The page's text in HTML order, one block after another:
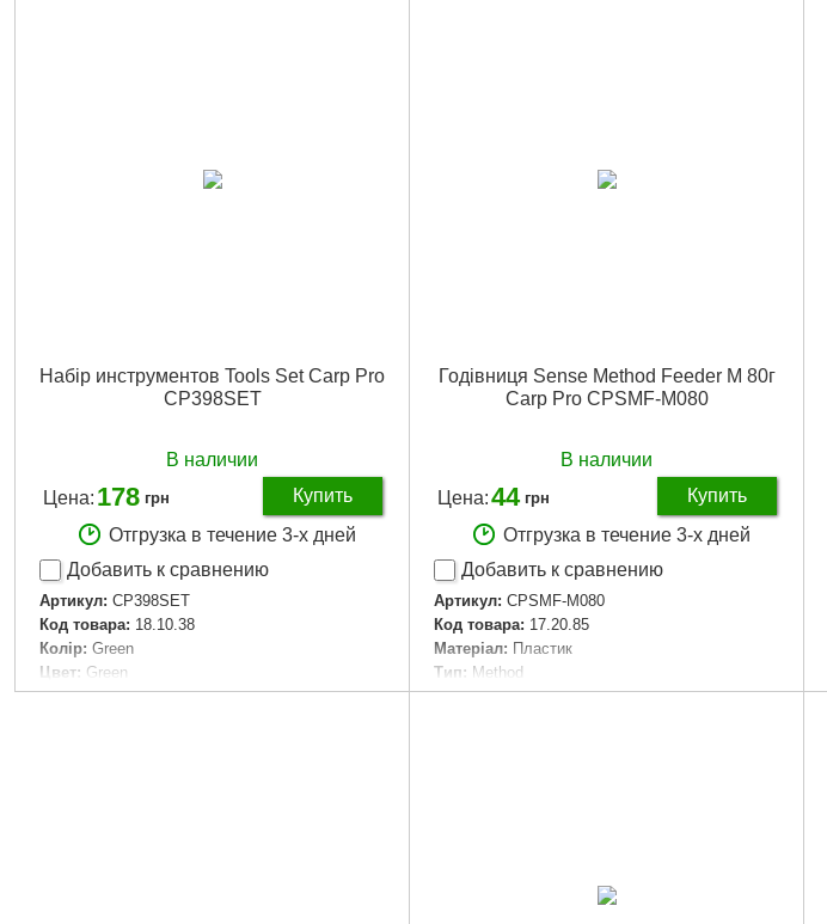
Набір инструментов Tools Set Carp Pro
CP398SET
В наличии
Цена: 178 грн
Купить
Отгрузка в течение 3-х дней
Добавить к сравнению
Артикул: CP398SET
Код товара: 18.10.38
Колір: Green
Цвет: Green
Габариты упаковки: 120x40x10 мм
Годівниця Sense Method Feeder M 80г
Carp Pro CPSMF-M080
В наличии
Цена:44 грн
Купить
Отгрузка в течение 3-х дней
Добавить к сравнению
Артикул: CPSMF-M080
Код товара: 17.20.85
Матеріал: Пластик
Тип: Method
Материал: Пластик
Подробнее...